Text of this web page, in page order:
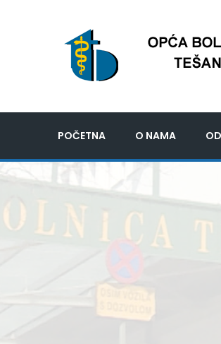
POČETNA O NAMA